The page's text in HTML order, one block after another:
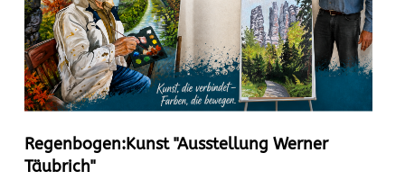
Regenbogen:Kunst "Ausstellung Werner
Täubrich"